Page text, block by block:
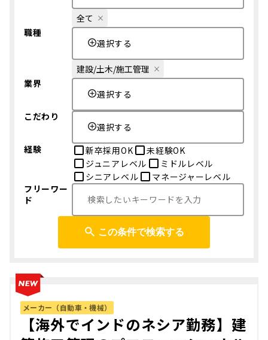
全て
職種
選択する
建設/土木/施工管理
業界
選択する
こだわり
選択する
経験
新卒採用OK
未経験OK
ジュニアレベル
ミドルレベル
シニアレベル
マネージャーレベル
フリーワー
ド
この条件で検索する
メーカー（自動車・機械）
【海外でインドのネシア勤務】建